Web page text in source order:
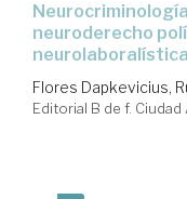
Neurocriminología, neuroderecho comercial,
neuroderecho
neurolaboralística
Flores Dapkevicius,
Editorial B de f.